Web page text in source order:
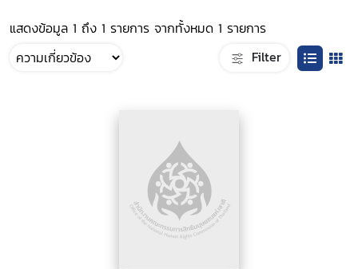
แสดงข้อมูล 1 ถึง 1 รายการ จากทั้งหมด 1 รายการ
Filter